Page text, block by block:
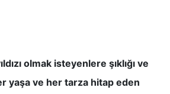
olmak isteyenlere şıklığı ve
yaşa ve her tarza hitap eden